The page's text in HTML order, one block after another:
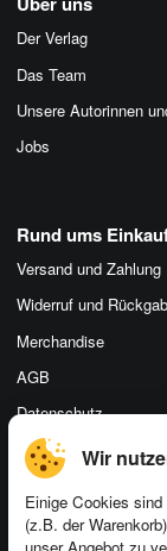
Wir
Einige Cookies
(z.B. der
Der Verlag
Das Team
Unsere Autorinnen
Jobs
Kontakt
Rund ums
Versand und Zahlung
Widerruf und
Merchandise
AGB
Datenschutz